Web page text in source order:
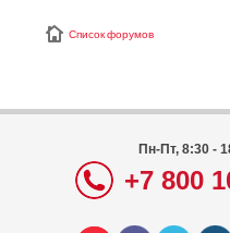
Список форумов
Пн-Пт, 8:30 -
+7 800